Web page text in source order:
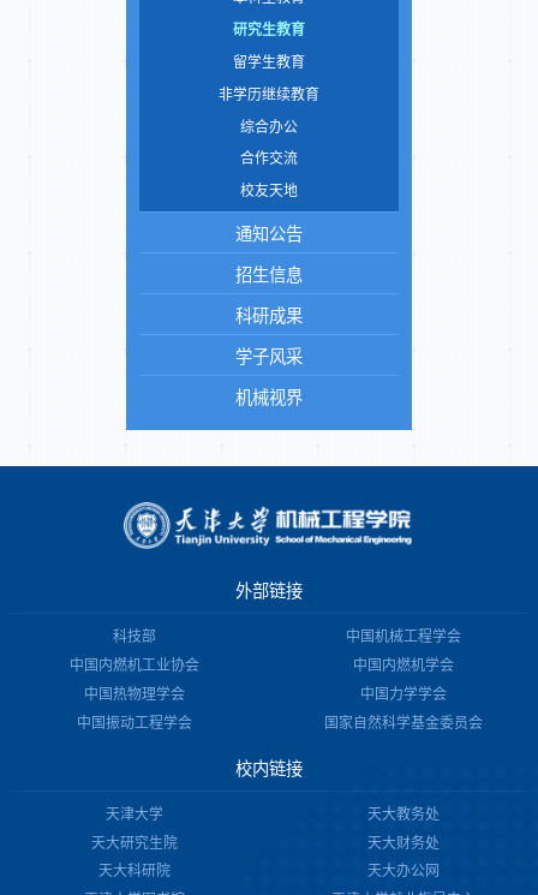
研究生教育
留学生教育
非学历继续教育
综合办公
合作交流
校友天地
通知公告
招生信息
科研成果
学子风采
机械视界
外部链接
科技部
中国机械工程学会
中国内燃机工业协会
中国内燃机学会
中国热物理学会
中国力学学会
中国振动工程学会
国家自然科学基金委员会
校内链接
天津大学
天大教务处
天大研究生院
天大财务处
天大科研院
天大办公网